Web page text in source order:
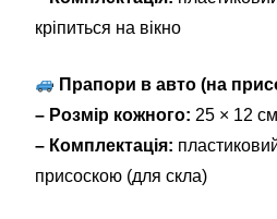
кріпиться на вікно
Прапори в авто (на
– Розмір кожного: 25 × 12 см
– Комплектація:
присоскою (для скла)